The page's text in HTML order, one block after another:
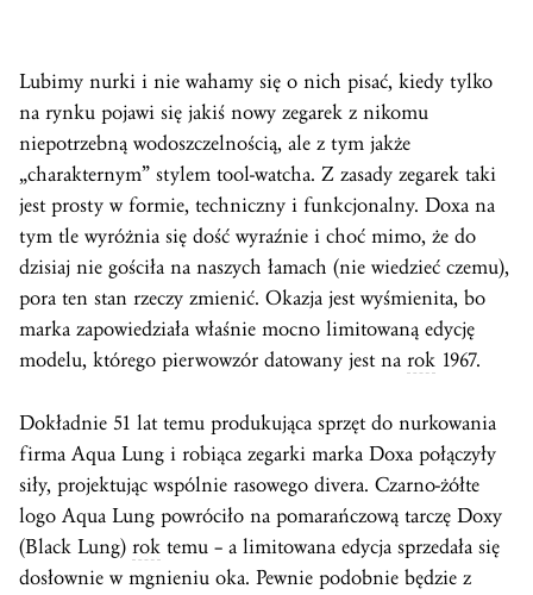
Lubimy nurki i nie wahamy się o nich pisać, kiedy tylko
na rynku pojawi się jakiś nowy zegarek z nikomu
niepotrzebną wodoszczelnością, ale z tym jakże
„charakternym” stylem tool-watcha. Z zasady zegarek taki
jest prosty w formie, techniczny i funkcjonalny. Doxa na
tym tle wyróżnia się dość wyraźnie i choć mimo, że do
dzisiaj nie gościła na naszych łamach (nie wiedzieć czemu),
pora ten stan rzeczy zmienić. Okazja jest wyśmienita, bo
marka zapowiedziała właśnie mocno limitowaną edycję
modelu, którego pierwowzór datowany jest na rok 1967.
Dokładnie 51 lat temu produkująca sprzęt do nurkowania
firma Aqua Lung i robiąca zegarki marka Doxa połączyły
siły, projektując wspólnie rasowego divera. Czarno-żółte
logo Aqua Lung powróciło na pomarańczową tarczę Doxy
(Black Lung) rok temu – a limitowana edycja sprzedała się
dosłownie w mgnieniu oka. Pewnie podobnie będzie z